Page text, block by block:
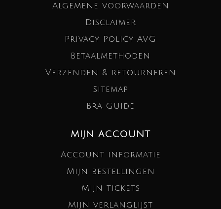
Algemene voorwaarden
Disclaimer
Privacy Policy AVG
Betaalmethoden
Verzenden & retourneren
Sitemap
Bra Guide
MIJN ACCOUNT
Account informatie
Mijn bestellingen
Mijn tickets
Mijn verlanglijst